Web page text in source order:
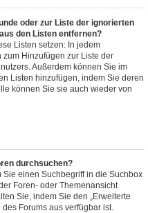
oder zur Liste der ignorierten
den Listen entfernen?
Listen setzen: In jedem
Hinzufügen zur Liste der
Außerdem können Sie im
Listen hinzufügen, indem Sie deren
können Sie sie auch wieder von
durchsuchen?
einen Suchbegriff in die Suchbox
Foren- oder Themenansicht
Sie, indem Sie den „Erweiterte
Forums aus verfügbar ist.